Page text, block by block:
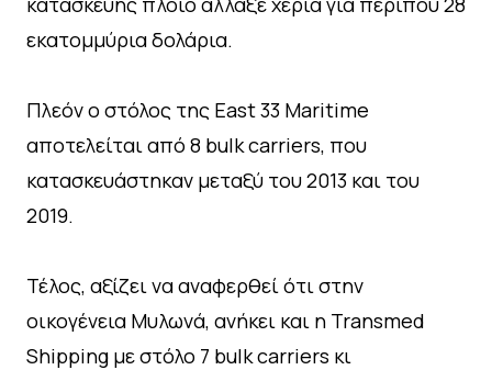
εκατομμύρια δολάρια.
Πλεόν ο στόλος της East 33 Maritime
αποτελείται από 8 bulk carriers, που
κατασκευάστηκαν μεταξύ του 2013 και του
2019.
Τέλος, αξίζει να αναφερθεί ότι στην
οικογένεια Μυλωνά, ανήκει και η Transmed
Shipping με στόλο 7 bulk carriers κι